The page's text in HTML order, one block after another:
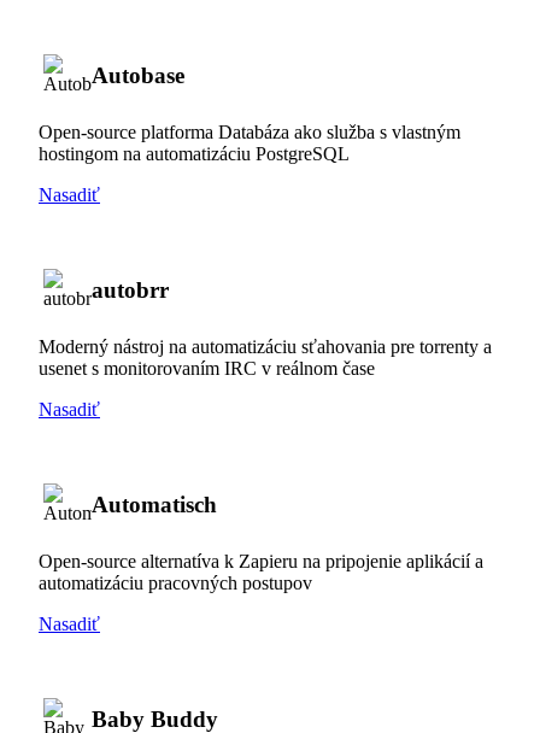
Autobase
Open-source platforma Databáza ako služba s vlastným
hostingom na automatizáciu PostgreSQL
Nasadiť
autobrr
Moderný nástroj na automatizáciu sťahovania pre torrenty a
usenet s monitorovaním IRC v reálnom čase
Nasadiť
Automatisch
Open-source alternatíva k Zapieru na pripojenie aplikácií a
automatizáciu pracovných postupov
Nasadiť
Baby Buddy